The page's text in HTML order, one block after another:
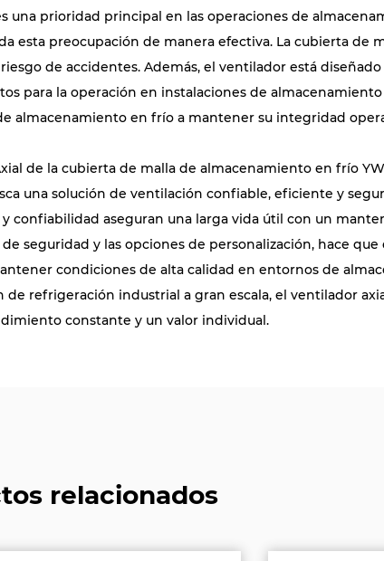
una prioridad principal en las operaciones de
esta preocupación de manera efectiva. La cubierta
de accidentes. Además, el ventilador está
para la operación en instalaciones de
almacenamiento en frío a mantener su integridad
de la cubierta de malla de almacenamiento en frío
una solución de ventilación confiable, eficiente y
confiabilidad aseguran una larga vida útil con un
seguridad y las opciones de personalización, hace
condiciones de alta calidad en entornos de
de refrigeración industrial a gran escala, el ventilador
constante y un valor individual.
relacionados